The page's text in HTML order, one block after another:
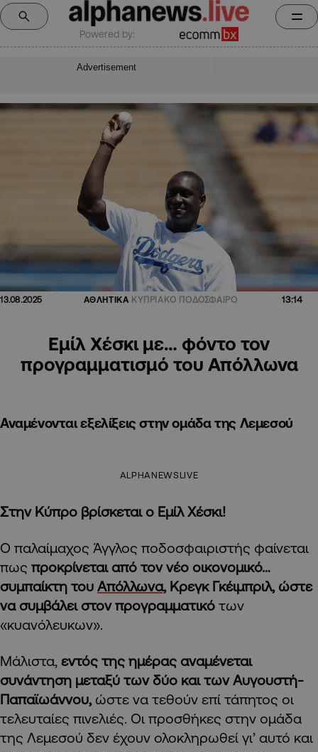
Powered by:
Advertisement
13.08.2025 ΑΘΛΗΤΙΚΑ ΚΥΠΡΙΑΚΟ ΠΟΔΟΣΦΑΙΡΟ 13:14
Εμίλ Χέσκι με… φόντο τον
προγραμματισμό του Απόλλωνα
Αναμένονται εξελίξεις στην ομάδα της Λεμεσού
ALPHANEWSLIVE
Στην Κύπρο βρίσκεται ο Εμίλ Χέσκι!
Ο παλαίμαχος Άγγλος ποδοσφαιριστής φαίνεται
πως προκρίνεται από τον νέο οικονομικό…
συμπαίκτη του Απόλλωνα, Κρεγκ Γκέιμπριλ, ώστε
να συμβάλει στον προγραμματικό των
«κυανόλευκων».
Μάλιστα, εντός της ημέρας αναμένεται
συνάντηση μεταξύ των δύο και των Αυγουστή-
Παπαϊωάννου, ώστε να τεθούν επί τάπητος οι
τελευταίες πινελιές. Οι προσθήκες στην ομάδα
της Λεμεσού δεν έχουν ολοκληρωθεί γι’ αυτό και